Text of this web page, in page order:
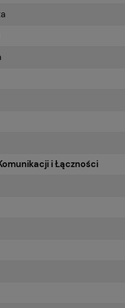
i Łączności